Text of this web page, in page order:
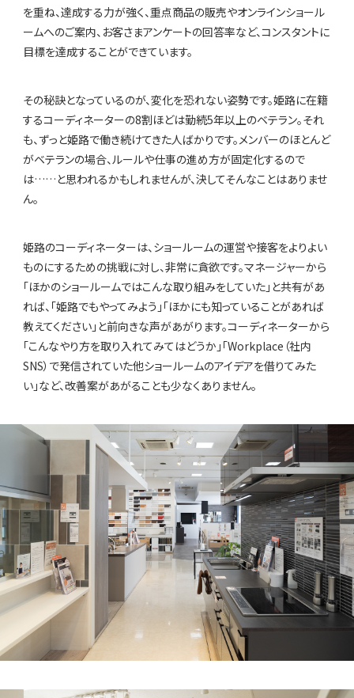
を重ね、達成する力が強く、重点商品の販売やオンラインショール
ームへのご案内、お客さまアンケートの回答率など、コンスタントに
目標を達成することができています。
その秘訣となっているのが、変化を恐れない姿勢です。姫路に在籍
するコーディネーターの8割ほどは勤続5年以上のベテラン。それ
も、ずっと姫路で働き続けてきた人ばかりです。メンバーのほとんど
がベテランの場合、ルールや仕事の進め方が固定化するので
は……と思われるかもしれませんが、決してそんなことはありませ
ん。
姫路のコーディネーターは、ショールームの運営や接客をよりよい
ものにするための挑戦に対し、非常に貪欲です。マネージャーから
「ほかのショールームではこんな取り組みをしていた」と共有があ
れば、「姫路でもやってみよう」「ほかにも知っていることがあれば
教えてください」と前向きな声があがります。コーディネーターから
「こんなやり方を取り入れてみてはどうか」「Workplace（社内
SNS）で発信されていた他ショールームのアイデアを借りてみた
い」など、改善案があがることも少なくありません。